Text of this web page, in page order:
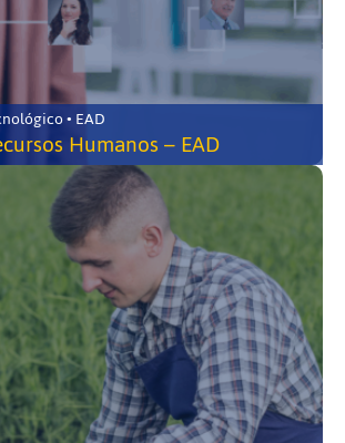
• EAD
Humanos – EAD